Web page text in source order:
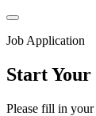
Job Application
Start Your
Please fill in